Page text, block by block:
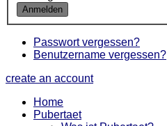
Passwort vergessen?
Benutzername vergessen?
create an account
Home
Pubertaet